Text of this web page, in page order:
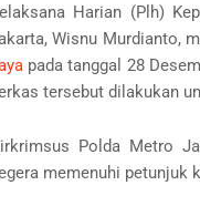
Harian (Plh)
Wisnu Murdianto,
pada tanggal 28
tersebut dilakukan
Polda Metro
memenuhi petunjuk